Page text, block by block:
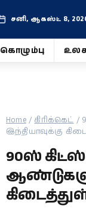
சனி, ஆகஸ்ட் 8,
கொழும்பு
Home/கிரிக்கெட்/
இந்தியாவுக்கு
90ஸ்